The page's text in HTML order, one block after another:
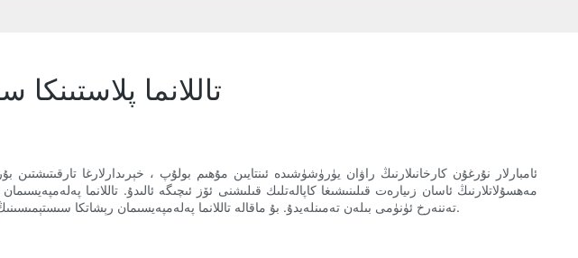
تاللانما
ئامبارلار نۇرغۇن كارخانىلارنىڭ راۋان يۈرۈشۈشىدە ئىنتايىن مۇھىم بولۇپ ، خېرىدارلارغا
مەھسۇلاتلارنىڭ ئاسان زىيارەت قىلىنىشىغا كاپالەتلىك قىلىشنى ئۆز ئىچىگە ئالىدۇ. تاللانما
تەننەرخ ئۈنۈمى بىلەن تەمىنلەيدۇ. بۇ ماقالە تاللانما پەلەمپەيسىمان رېشاتكا سىستېمىسىنىڭ پايدىسى ۋە ئالاھىدىلىكى ۋە ئۇلارنىڭ ھەر خىل چوڭلۇقتىكى ئامبارلارغا قانداق ماس كېلىدىغانلىقى ئۈستىدە توختىلىدۇ.